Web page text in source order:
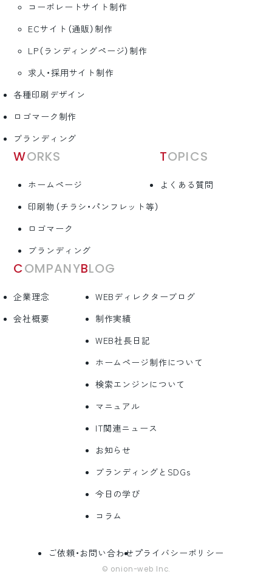
コーポレートサイト制作
ECサイト（通販）制作
LP（ランディングページ）制作
求人・採用サイト制作
各種印刷デザイン
ロゴマーク制作
ブランディング
WORKS
ホームページ
印刷物（チラシ・パンフレット等）
ロゴマーク
ブランディング
TOPICS
よくある質問
COMPANY
企業理念
会社概要
BLOG
WEBディレクターブログ
制作実績
WEB社長日記
ホームページ制作について
検索エンジンについて
マニュアル
IT関連ニュース
お知らせ
ブランディングとSDGs
今日の学び
コラム
ご依頼・お問い合わせ プライバシーポリシー
© onion-web Inc.